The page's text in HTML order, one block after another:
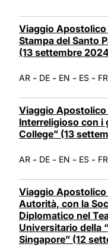
Viaggio Apostolico
Stampa del Santo
(13 settembre
AR - DE - EN - ES - FR
Viaggio
Interreligioso con i
College” (13
AR - DE - EN - ES - FR
Viaggio Apostolico
Autorità, con la
Diplomatico nel
Universitario della
Singapore” (12